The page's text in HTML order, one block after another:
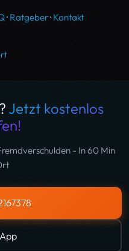
· Ratgeber· Kontakt
Jetzt kostenlos
- In 60 Min